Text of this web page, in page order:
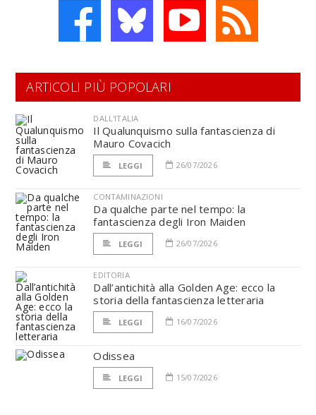
ARTICOLI PIÙ POPOLARI
DALL'ITALIA
Il Qualunquismo sulla fantascienza di
Mauro Covacich
LEGGI 26/07/2026
CONTAMINAZIONI
Da qualche parte nel tempo: la
fantascienza degli Iron Maiden
LEGGI 26/07/2026
EDITORIA
Dall’antichità alla Golden Age: ecco la
storia della fantascienza letteraria
LEGGI 16/07/2026
Odissea
LEGGI 15/07/2026